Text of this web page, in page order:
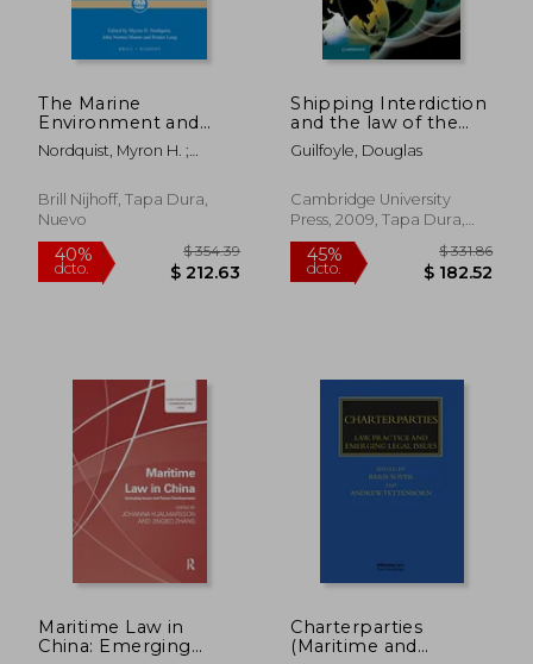
40%
dcto. $ 273.83
40%
dcto.
The Marine
Environment and
United Nations
Sustainable
14: Life Below Water
(en Inglés)
Nordquist, Myron H. ;
Ronán
Brill Nijhoff, Tapa Dura,
Nuevo
Shipping Interdiction
and the law of the
sea (Cambridge
Studies in
Comparative Law) (en
Inglés)
Guilfoyle, Douglas
Cambridge University
Press, 2009, Tapa Dura,
Nuevo
Maritime Law in
China: Emerging
Charterparties
(Maritime and